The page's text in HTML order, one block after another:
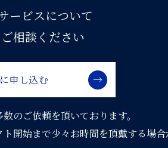
ービスについて
相談ください
申し込む
のご依頼を頂いております。
開始まで少々お時間を頂戴する場